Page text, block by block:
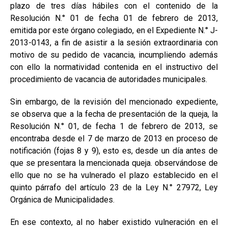
plazo de tres días hábiles con el contenido de la
Resolución N.° 01 de fecha 01 de febrero de 2013,
emitida por este órgano colegiado, en el Expediente N.° J-
2013-0143, a fin de asistir a la sesión extraordinaria con
motivo de su pedido de vacancia, incumpliendo además
con ello la normatividad contenida en el instructivo del
procedimiento de vacancia de autoridades municipales.
Sin embargo, de la revisión del mencionado expediente,
se observa que a la fecha de presentación de la queja, la
Resolución N.° 01, de fecha 1 de febrero de 2013, se
encontraba desde el 7 de marzo de 2013 en proceso de
notificación (fojas 8 y 9), esto es, desde un día antes de
que se presentara la mencionada queja. observándose de
ello que no se ha vulnerado el plazo establecido en el
quinto párrafo del artículo 23 de la Ley N.° 27972, Ley
Orgánica de Municipalidades.
En ese contexto, al no haber existido vulneración en el